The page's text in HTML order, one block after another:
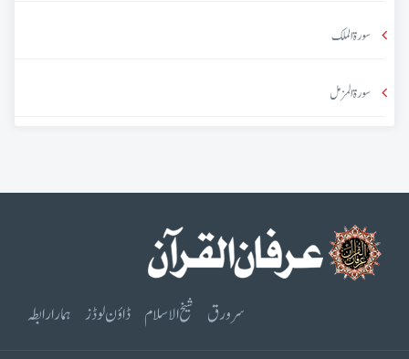
سورۃ الملک
سورۃ المزمل
سرورق شیخ الاسلام ڈاؤن لوڈز ہمارا رابطہ